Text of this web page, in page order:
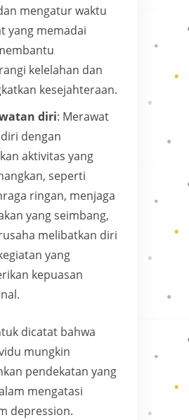
mengatur waktu
yang memadai
kelelahan dan
kesejahteraan.
diri: Merawat
dengan
aktivitas yang
seperti
ringan, menjaga
yang seimbang,
melibatkan diri
yang
kepuasan
dicatat bahwa
mungkin
pendekatan yang
mengatasi
depression.